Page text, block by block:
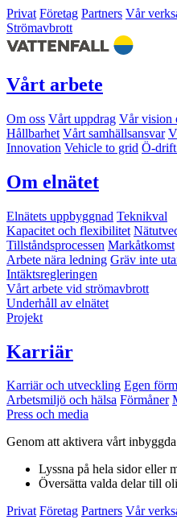
Privat Företag Partners Vår
Strömavbrott
Vårt arbete
Om oss Vårt uppdrag Vår vision
Hållbarhet Vårt samhällsansvar
Innovation Vehicle to grid Ö-
Om elnätet
Elnätets uppbyggnad Teknikval
Kapacitet och flexibilitet
Tillståndsprocessen Markåtkomst
Arbete nära ledning Gräv inte
Intäktsregleringen
Vårt arbete vid strömavbrott
Underhåll av elnätet
Projekt
Karriär
Karriär och utveckling Egen
Arbetsmiljö och hälsa Förmåner
Press och media
Genom att aktivera vårt
Lyssna på hela sidor eller
Översätta valda delar till
Privat Företag Partners Vår